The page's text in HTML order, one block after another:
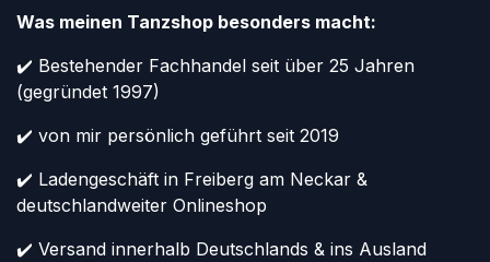
Was meinen Tanzshop besonders macht:
✔️ Bestehender Fachhandel seit über 25 Jahren
(gegründet 1997)
✔️ von mir persönlich geführt seit 2019
✔️ Ladengeschäft in Freiberg am Neckar &
deutschlandweiter Onlineshop
✔️ Versand innerhalb Deutschlands & ins Ausland